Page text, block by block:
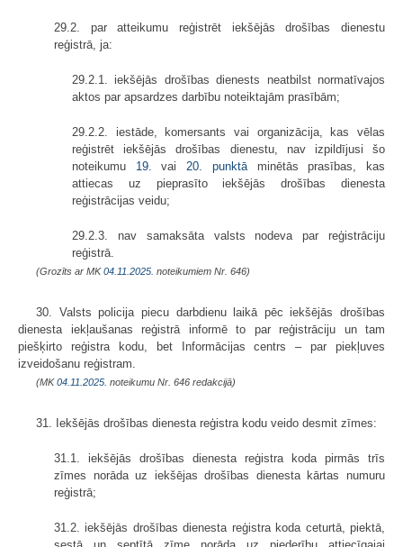
29.2. par atteikumu reģistrēt iekšējās drošības dienestu
reģistrā, ja:
29.2.1. iekšējās drošības dienests neatbilst normatīvajos
aktos par apsardzes darbību noteiktajām prasībām;
29.2.2. iestāde, komersants vai organizācija, kas vēlas
reģistrēt iekšējās drošības dienestu, nav izpildījusi šo
noteikumu 19. vai 20. punktāminētās prasības, kas
attiecas uz pieprasīto iekšējās drošības dienesta
reģistrācijas veidu;
29.2.3. nav samaksāta valsts nodeva par reģistrāciju
reģistrā.
(Grozīts ar MK04.11.2025. noteikumiem Nr. 646)
30. Valsts policija piecu darbdienu laikā pēc iekšējās drošības
dienesta iekļaušanas reģistrā informē to par reģistrāciju un tam
piešķirto reģistra kodu, bet Informācijas centrs – par piekļuves
izveidošanu reģistram.
(MK04.11.2025. noteikumu Nr. 646 redakcijā)
31. Iekšējās drošības dienesta reģistra kodu veido desmit zīmes:
31.1. iekšējās drošības dienesta reģistra koda pirmās trīs
zīmes norāda uz iekšējas drošības dienesta kārtas numuru
reģistrā;
31.2. iekšējās drošības dienesta reģistra koda ceturtā, piektā,